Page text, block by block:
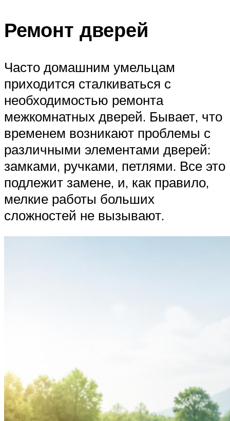
Ремонт дверей
Часто домашним умельцам
приходится сталкиваться с
необходимостью ремонта
межкомнатных дверей. Бывает, что
временем возникают проблемы с
различными элементами дверей:
замками, ручками, петлями. Все это
подлежит замене, и, как правило,
мелкие работы больших
сложностей не вызывают.